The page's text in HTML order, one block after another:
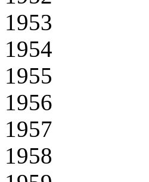
1953
1954
1955
1956
1957
1958